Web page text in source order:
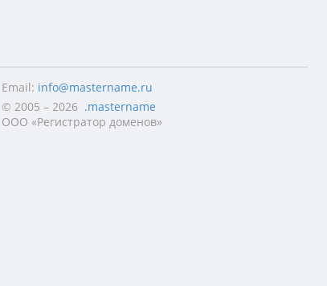
Email: info@mastername.ru
© 2005 – 2026 .mastername
ООО «Регистратор доменов»